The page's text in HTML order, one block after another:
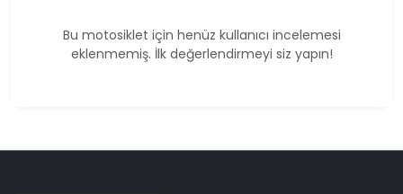
Bu motosiklet için henüz kullanıcı incelemesi
eklenmemiş. İlk değerlendirmeyi siz yapın!